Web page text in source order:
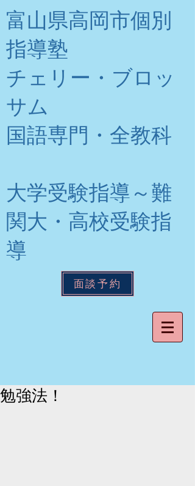
富山県高岡市個別
指導塾
チェリー・ブロッ
サム
​国語専門・全教科
大学受験指導～難
関大・高校受験指
導
面談予約
勉強法！